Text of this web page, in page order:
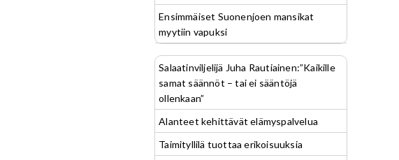
Ensimmäiset Suonenjoen mansikat
myytiin vapuksi
Salaatinviljelijä Juha Rautiainen:”Kaikille
samat säännöt – tai ei sääntöjä
ollenkaan”
Alanteet kehittävät elämyspalvelua
Taimityllilä tuottaa erikoisuuksia